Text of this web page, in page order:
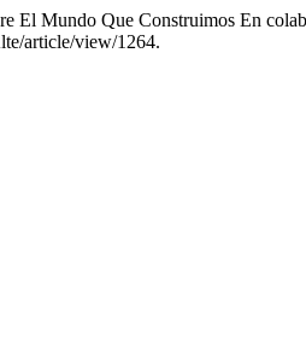
El Mundo Que Construimos En
article/view/1264.